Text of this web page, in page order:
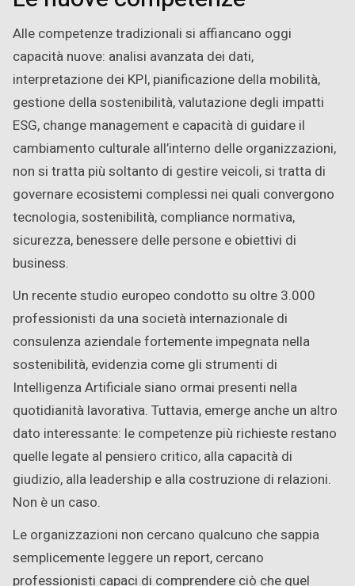
Alle competenze tradizionali si affiancano oggi
capacità nuove: analisi avanzata dei dati,
interpretazione dei KPI, pianificazione della mobilità,
gestione della sostenibilità, valutazione degli impatti
ESG, change management e capacità di guidare il
cambiamento culturale all’interno delle organizzazioni,
non si tratta più soltanto di gestire veicoli, si tratta di
governare ecosistemi complessi nei quali convergono
tecnologia, sostenibilità, compliance normativa,
sicurezza, benessere delle persone e obiettivi di
business.
Un recente studio europeo condotto su oltre 3.000
professionisti da una società internazionale di
consulenza aziendale fortemente impegnata nella
sostenibilità, evidenzia come gli strumenti di
Intelligenza Artificiale siano ormai presenti nella
quotidianità lavorativa. Tuttavia, emerge anche un altro
dato interessante: le competenze più richieste restano
quelle legate al pensiero critico, alla capacità di
giudizio, alla leadership e alla costruzione di relazioni.
Non è un caso.
Le organizzazioni non cercano qualcuno che sappia
semplicemente leggere un report, cercano
professionisti capaci di comprendere ciò che quel